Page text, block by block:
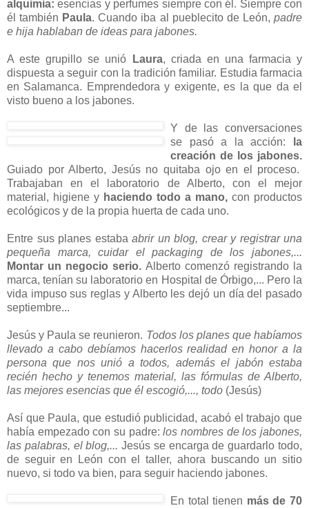
alquimia: esencias y perfumes siempre con él. Siempre con
él también Paula. Cuando iba al pueblecito de León,padre
e hija hablaban de ideas para jabones.
A este grupillo se unió Laura, criada en una farmacia y
dispuesta a seguir con la tradición familiar. Estudia farmacia
en Salamanca. Emprendedora y exigente, es la que da el
visto bueno a los jabones.
Y de las conversaciones
se pasó a la acción:
la
creación de los jabones.
Guiado por Alberto, Jesús no quitaba ojo en el proceso.
Trabajaban en el laboratorio de Alberto, con el mejor
material, higiene y haciendo todo a mano, con productos
ecológicos y de la propia huerta de cada uno.
Entre sus planes estaba abrir un blog, crear y registrar una
pequeña marca, cuidar el packaging de los jabones,...
Montar un negocio serio. Alberto comenzó registrando la
marca, tenían su laboratorio en Hospital de Órbigo,... Pero la
vida impuso sus reglas y Alberto les dejó un día del pasado
septiembre...
Jesús y Paula se reunieron. Todos los planes que habíamos
llevado a cabo debíamos hacerlos realidad en honor a la
persona que nos unió a todos, además el jabón estaba
recién hecho y tenemos material, las fórmulas de Alberto,
las mejores esencias que él escogió,..., todo (Jesús)
Así que Paula, que estudió publicidad, acabó el trabajo que
había empezado con su padre: los nombres de los jabones,
las palabras, el blog,... Jesús se encarga de guardarlo todo,
de seguir en León con el taller, ahora buscando un sitio
nuevo, si todo va bien, para seguir haciendo jabones.
En total tienen más de 70